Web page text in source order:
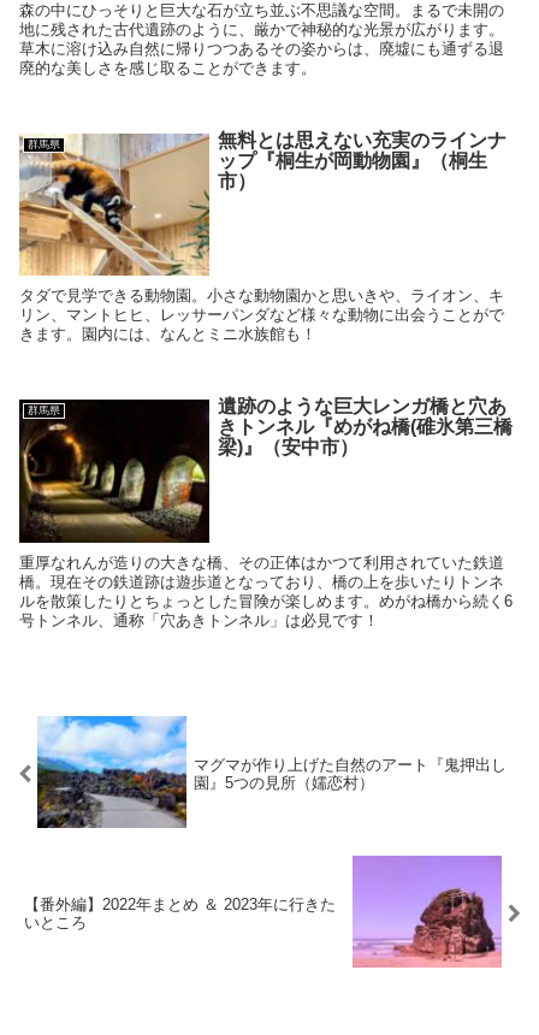
森の中にひっそりと巨大な石が立ち並ぶ不思議な空間。まるで未開の
地に残された古代遺跡のように、厳かで神秘的な光景が広がります。
草木に溶け込み自然に帰りつつあるその姿からは、廃墟にも通ずる退
廃的な美しさを感じ取ることができます。
群馬県
無料とは思えない充実のラインナ
ップ『桐生が岡動物園』（桐生
市）
タダで見学できる動物園。小さな動物園かと思いきや、ライオン、キ
リン、マントヒヒ、レッサーパンダなど様々な動物に出会うことがで
きます。園内には、なんとミニ水族館も！
群馬県
遺跡のような巨大レンガ橋と穴あ
きトンネル『めがね橋(碓氷第三橋
梁)』（安中市）
重厚なれんが造りの大きな橋、その正体はかつて利用されていた鉄道
橋。現在その鉄道跡は遊歩道となっており、橋の上を歩いたりトンネ
ルを散策したりとちょっとした冒険が楽しめます。めがね橋から続く6
号トンネル、通称「穴あきトンネル」は必見です！
マグマが作り上げた自然のアート『鬼押出し
園』5つの見所（嬬恋村）
【番外編】2022年まとめ ＆ 2023年に行きた
いところ